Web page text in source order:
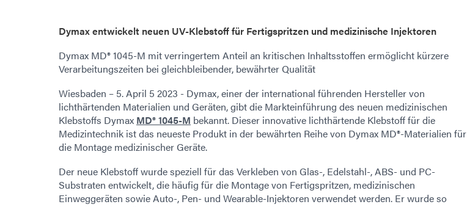
Dymax entwickelt neuen UV-Klebstoff für Fertigspritzen und medizinische Injektoren
Dymax MD® 1045-M mit verringertem Anteil an kritischen Inhaltsstoffen ermöglicht kürzere
Verarbeitungszeiten bei gleichbleibender, bewährter Qualität
Wiesbaden – 5. April 5 2023 - Dymax, einer der international führenden Hersteller von
lichthärtenden Materialien und Geräten, gibt die Markteinführung des neuen medizinischen
Klebstoffs Dymax MD® 1045-M bekannt. Dieser innovative lichthärtende Klebstoff für die
Medizintechnik ist das neueste Produkt in der bewährten Reihe von Dymax MD®-Materialien für
die Montage medizinischer Geräte.
Der neue Klebstoff wurde speziell für das Verkleben von Glas-, Edelstahl-, ABS- und PC-
Substraten entwickelt, die häufig für die Montage von Fertigspritzen, medizinischen
Einweggeräten sowie Auto-, Pen- und Wearable-Injektoren verwendet werden. Er wurde so